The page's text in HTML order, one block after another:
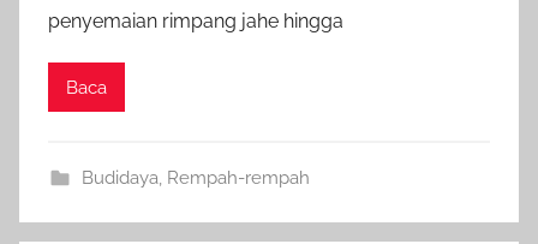
penyemaian rimpang jahe hingga
Baca
Budidaya, Rempah-rempah